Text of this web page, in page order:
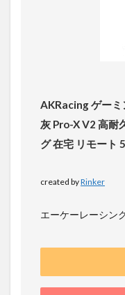
AKRacing ゲーミ
灰 Pro-X V2 高耐
グ 在宅 リモート
created byRinker
エーケーレーシン